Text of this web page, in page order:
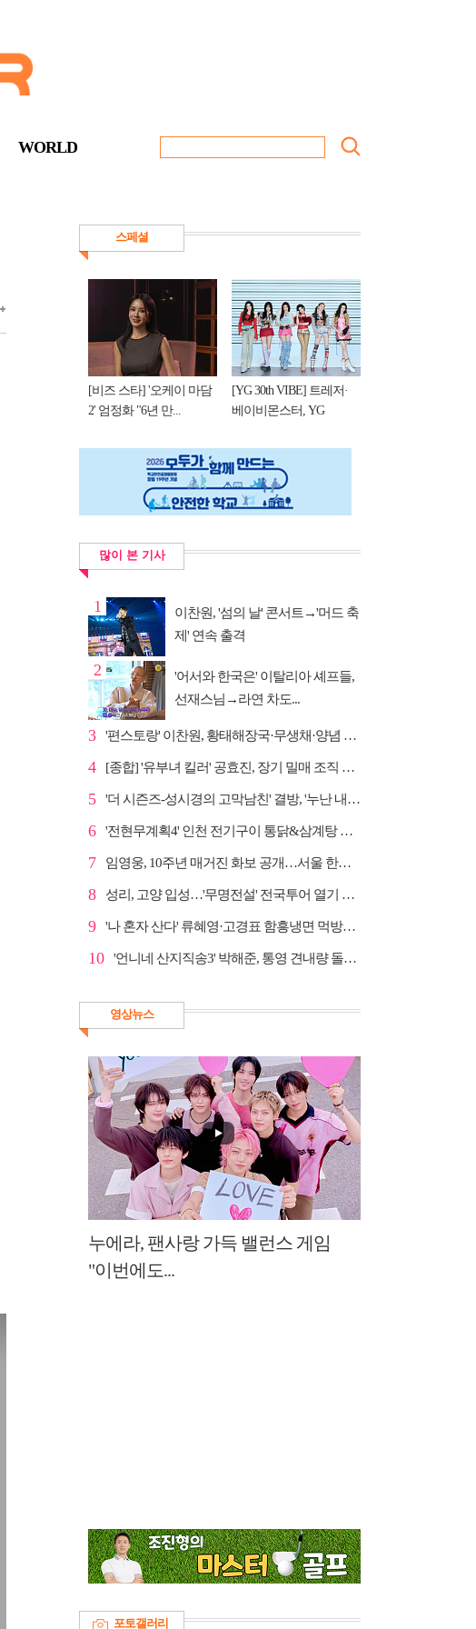
WORLD
스페셜
[비즈 스타] '오케이 마담
2' 엄정화 "6년 만...
[YG 30th VIBE] 트레저·
베이비몬스터, YG
많이 본 기사
1
이찬원, '섬의 날' 콘서트→'머드 축
제' 연속 출격
2
'어서와 한국은' 이탈리아 셰프들,
선재스님→라연 차도...
3 '편스토랑' 이찬원, 황태해장국·무생채·양념 목살구이 ...
4 [종합] '유부녀 킬러' 공효진, 장기 밀매 조직 소탕…4...
5 '더 시즌즈-성시경의 고막남친' 결방, '누난 내게 여자...
6 '전현무계획4' 인천 전기구이 통닭&삼계탕 노포 맛집 탐방
7 임영웅, 10주년 매거진 화보 공개…서울 한복판 대형 현...
8 성리, 고양 입성…'무명전설' 전국투어 열기 지속
9 '나 혼자 산다' 류혜영·고경표 함흥냉면 먹방→남산 산책
10 '언니네 산지직송3' 박해준, 통영 견내량 돌미역 조업 ...
영상뉴스
누에라, 팬사랑 가득 밸런스 게임
"이번에도...
포토갤러리